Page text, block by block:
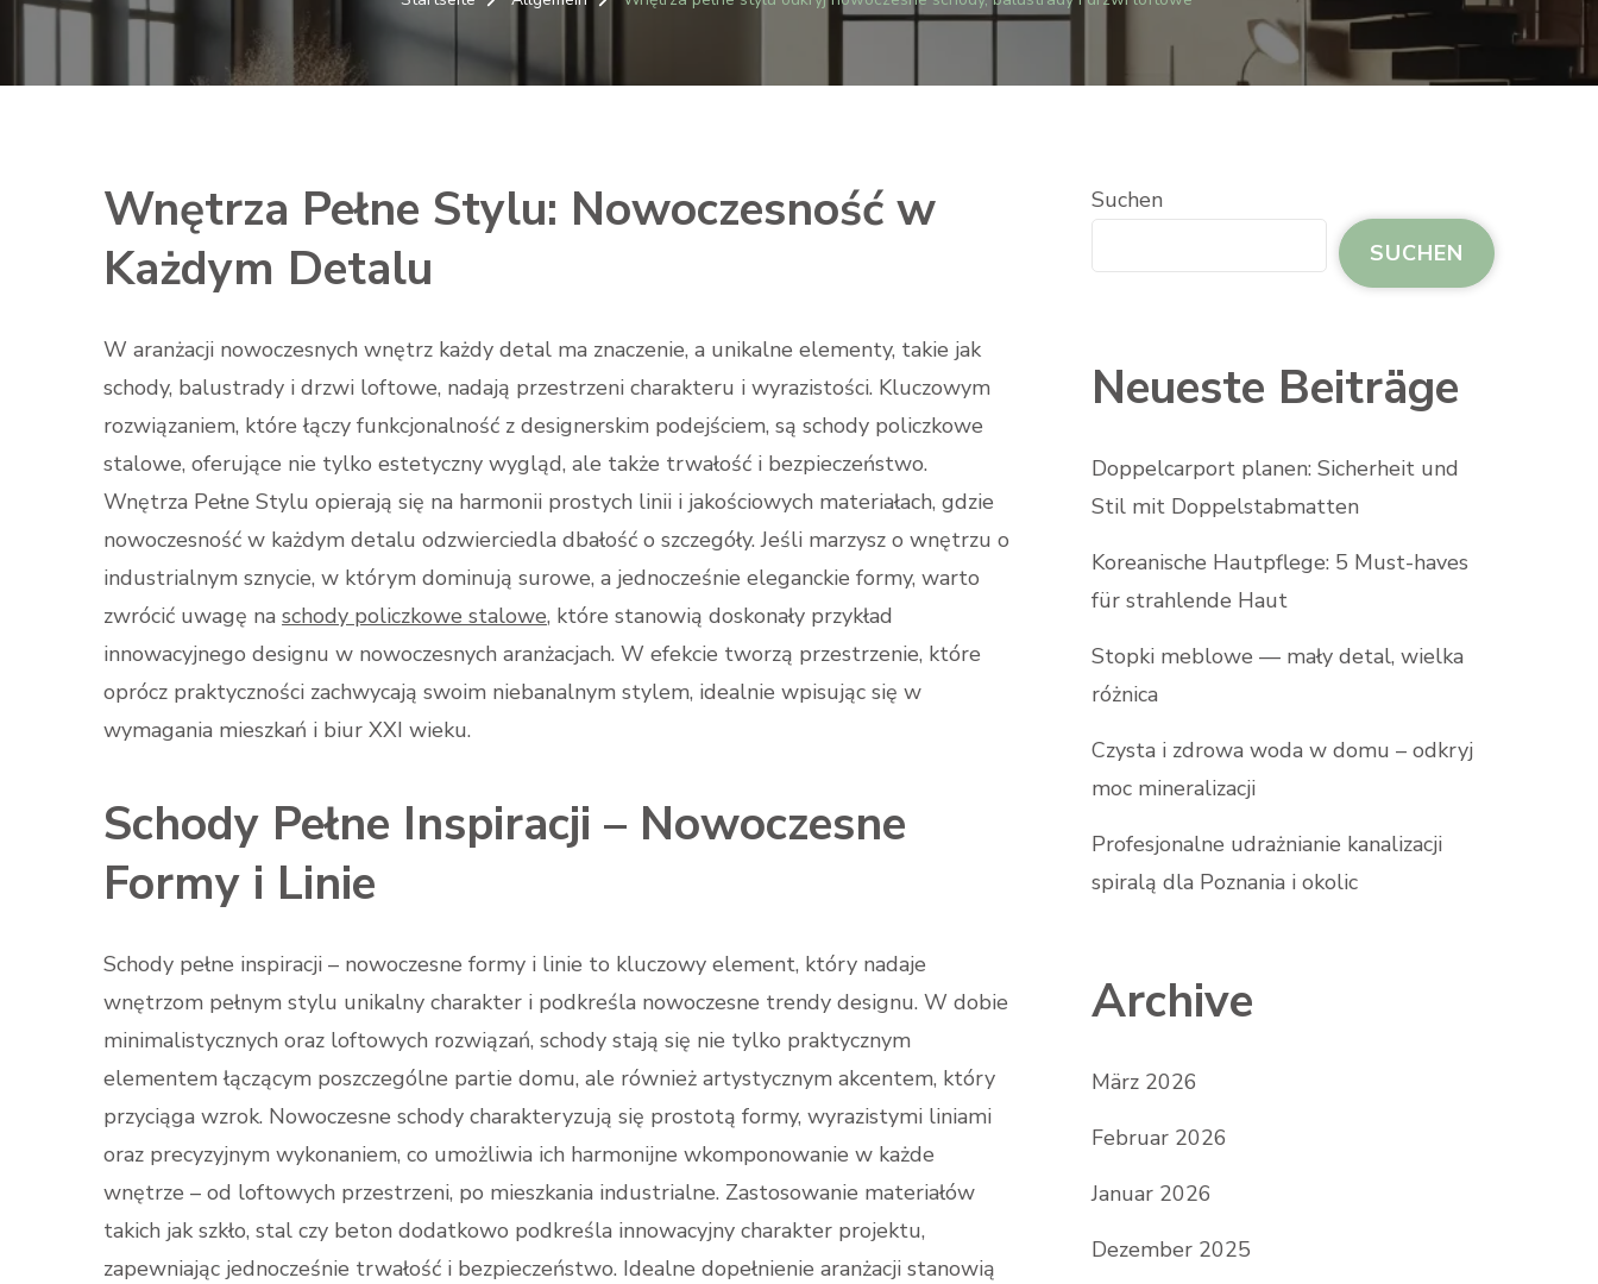
Wnętrza Pełne Stylu: Nowoczesność w
Każdym Detalu
W aranżacji nowoczesnych wnętrz każdy detal ma znaczenie, a unikalne elementy, takie jak
schody, balustrady i drzwi loftowe, nadają przestrzeni charakteru i wyrazistości. Kluczowym
rozwiązaniem, które łączy funkcjonalność z designerskim podejściem, są schody policzkowe
stalowe, oferujące nie tylko estetyczny wygląd, ale także trwałość i bezpieczeństwo.
Wnętrza Pełne Stylu opierają się na harmonii prostych linii i jakościowych materiałach, gdzie
nowoczesność w każdym detalu odzwierciedla dbałość o szczegóły. Jeśli marzysz o wnętrzu o
industrialnym sznycie, w którym dominują surowe, a jednocześnie eleganckie formy, warto
zwrócić uwagę na schody policzkowe stalowe, które stanowią doskonały przykład
innowacyjnego designu w nowoczesnych aranżacjach. W efekcie tworzą przestrzenie, które
oprócz praktyczności zachwycają swoim niebanalnym stylem, idealnie wpisując się w
wymagania mieszkań i biur XXI wieku.
Schody Pełne Inspiracji – Nowoczesne
Formy i Linie
Schody pełne inspiracji – nowoczesne formy i linie to kluczowy element, który nadaje
wnętrzom pełnym stylu unikalny charakter i podkreśla nowoczesne trendy designu. W dobie
minimalistycznych oraz loftowych rozwiązań, schody stają się nie tylko praktycznym
elementem łączącym poszczególne partie domu, ale również artystycznym akcentem, który
przyciąga wzrok. Nowoczesne schody charakteryzują się prostotą formy, wyrazistymi liniami
oraz precyzyjnym wykonaniem, co umożliwia ich harmonijne wkomponowanie w każde
wnętrze – od loftowych przestrzeni, po mieszkania industrialne. Zastosowanie materiałów
takich jak szkło, stal czy beton dodatkowo podkreśla innowacyjny charakter projektu,
zapewniając jednocześnie trwałość i bezpieczeństwo. Idealne dopełnienie aranżacji stanowią
Suchen
SUCHEN
Neueste Beiträge
Doppelcarport planen: Sicherheit und
Stil mit Doppelstabmatten
Koreanische Hautpflege: 5 Must-haves
für strahlende Haut
Stopki meblowe — mały detal, wielka
różnica
Czysta i zdrowa woda w domu – odkryj
moc mineralizacji
Profesjonalne udrażnianie kanalizacji
spiralą dla Poznania i okolic
Archive
März 2026
Februar 2026
Januar 2026
Dezember 2025